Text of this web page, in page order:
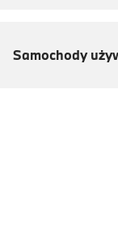
Samochody